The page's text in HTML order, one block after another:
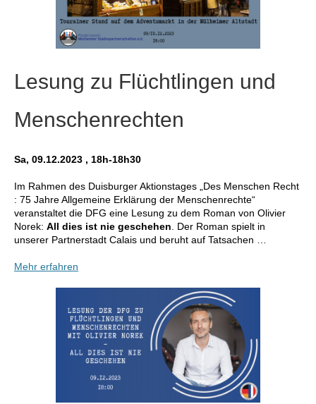
Lesung zu Flüchtlingen und
Menschenrechten
Sa, 09.12.2023 , 18h-18h30
Im Rahmen des Duisburger Aktionstages „Des Menschen Recht
: 75 Jahre Allgemeine Erklärung der Menschenrechte“
veranstaltet die DFG eine Lesung zu dem Roman von Olivier
Norek: All dies ist nie geschehen . Der Roman spielt in
unserer Partnerstadt Calais und beruht auf Tatsachen …
Mehr erfahren